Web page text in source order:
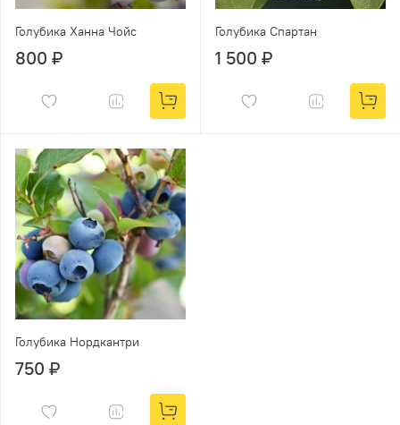
Голубика Ханна Чойс
800 ₽
Голубика Спартан
1 500 ₽
Голубика Нордкантри
750 ₽